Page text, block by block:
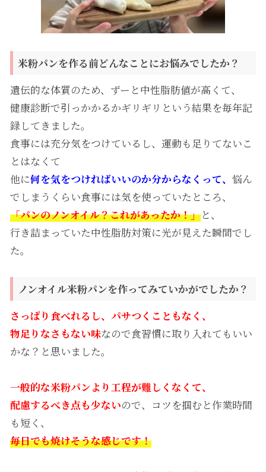
米粉パンを作る前どんなことにお悩みでしたか？
遺伝的な体質のため、ずーと中性脂肪値が高くて、
健康診断で引っかかるかギリギリという結果を毎年記
録してきました。
食事には充分気をつけているし、運動も足りてないこ
とはなくて
他に何を気をつければいいのか分からなくって、 悩ん
でしまうくらい食事には気を使っていたところ、
「パンのノンオイル？これがあったか！」と、
行き詰まっていた中性脂肪対策に光が見えた瞬間でし
た。
ノンオイル米粉パンを作ってみていかがでしたか？
さっぱり食べれるし、パサつくこともなく、
物足りなさもない味なので食習慣に取り入れてもいい
かな？と思いました。
一般的な米粉パンより工程が難しくなくて、
配慮するべき点も少ないので、コツを掴むと作業時間
も短く、
毎日でも焼けそうな感じです！